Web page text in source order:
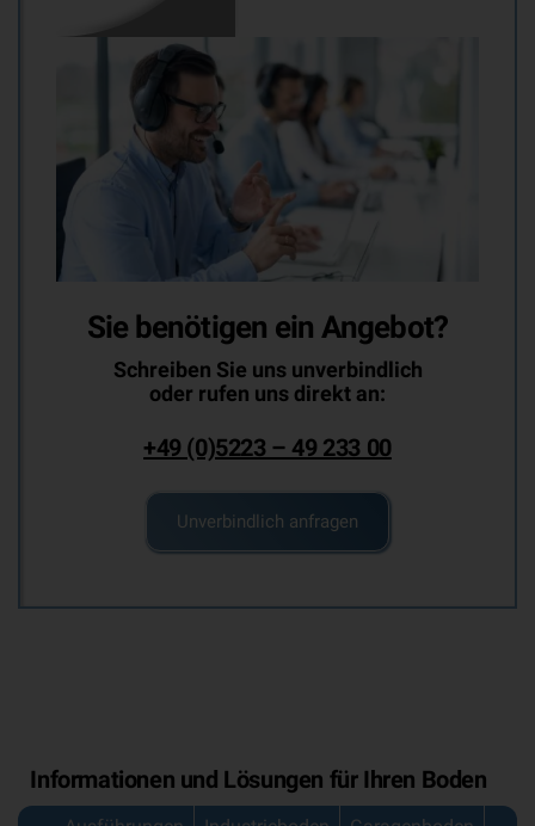
Sie benötigen ein Angebot?
Schreiben Sie uns unverbindlich
oder rufen uns direkt an:
+49 (0)5223 – 49 233 00
Unverbindlich anfragen
Informationen und Lösungen für Ihren Boden